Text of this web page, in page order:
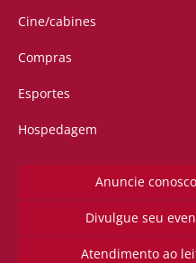
Cine/cabines
Compras
Esportes
Hospedagem
Anuncie conosco
Divulgue seu
Atendimento ao